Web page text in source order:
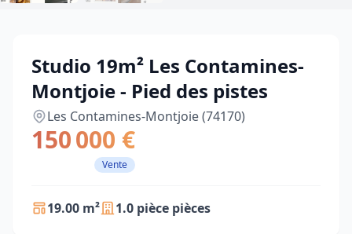
Studio 19m² Les Contamines-
Montjoie - Pied des pistes
Les Contamines-Montjoie (74170)
150 000 €
Vente
19.00 m² 1.0 pièce pièces